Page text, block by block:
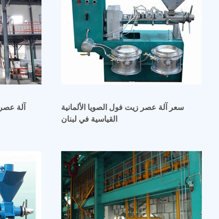
آلة
سعر آلة عصر زيت فول الصويا الألمانية
القياسية في لبنان